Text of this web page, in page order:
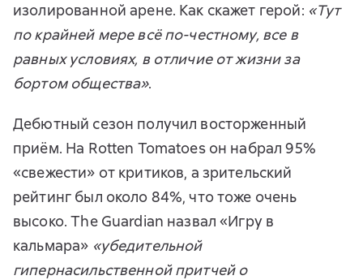
изолированной арене. Как скажет герой: «Тут
по крайней мере всё по-честному, все в
равных условиях, в отличие от жизни за
бортом общества».
Дебютный сезон получил восторженный
приём. На Rotten Tomatoes он набрал 95%
«свежести» от критиков, а зрительский
рейтинг был около 84%, что тоже очень
высоко. The Guardian назвал «Игру в
кальмара» «убедительной
гипернасильственной притчей о